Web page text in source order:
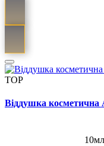
TOP
Віддушка косметична
10мл